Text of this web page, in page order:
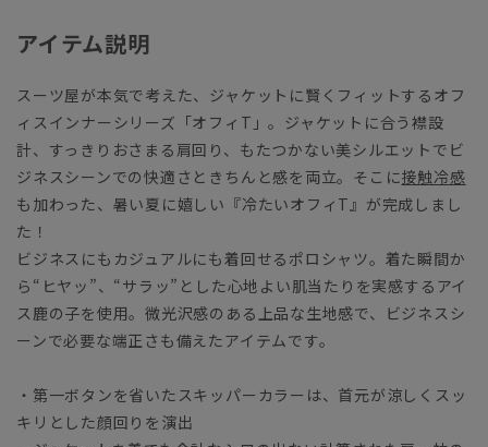
アイテム説明
スーツ屋が本気で考えた、ジャケットに賢くフィットするオフ
ィスインナーシリーズ「オフィT」。ジャケットに合う襟設
計、すっきりおさまる肩回り、もたつかない美シルエットでビ
ジネスシーンでの快適さときちんと感を両立。そこに接触冷感
も加わった、暑い夏に嬉しい『冷たいオフィT』が完成しまし
た！
ビジネスにもカジュアルにも着回せるポロシャツ。着た瞬間か
ら“ヒヤッ”、“サラッ”とした心地よい肌当たりを実感するアイ
ス鹿の子を使用。微光沢感のある上品な生地感で、ビジネスシ
ーンで必要な端正さも備えたアイテムです。
・第一ボタンを省いたスキッパーカラーは、首元が涼しくスッ
キリとした顔回りを演出